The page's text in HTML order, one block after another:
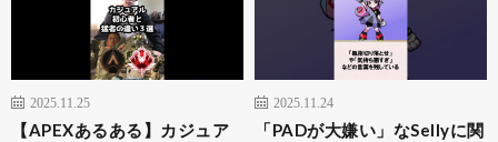
2025.11.25
【APEXあるある】カジュア
2025.11.24
「PADが大嫌い」なSellyに関